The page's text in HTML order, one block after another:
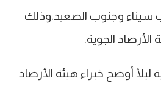
سيناء وجنوب الصعيد،وذلك
الجوية.
ليلًا أوضح خبراء هيئة الأرصاد